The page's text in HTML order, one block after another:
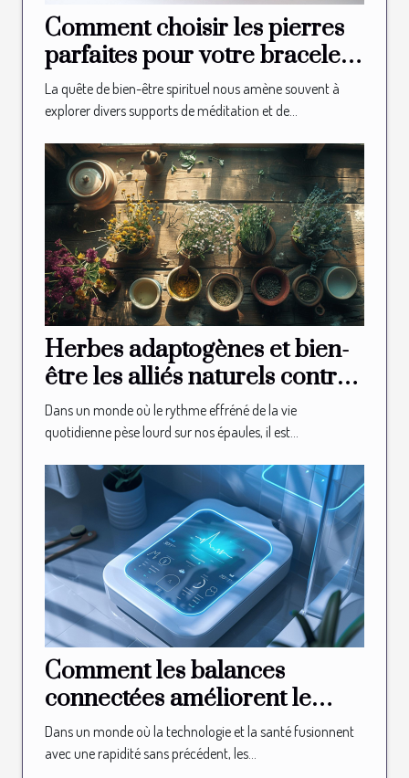
Comment choisir les pierres
parfaites pour votre bracelet
spirituel
La quête de bien-être spirituel nous amène souvent à
explorer divers supports de méditation et de...
Herbes adaptogènes et bien-
être les alliés naturels contre
le stress et la fatigue
Dans un monde où le rythme effréné de la vie
quotidienne pèse lourd sur nos épaules, il est...
Comment les balances
connectées améliorent le
suivi de la santé en 2025
Dans un monde où la technologie et la santé fusionnent
avec une rapidité sans précédent, les...